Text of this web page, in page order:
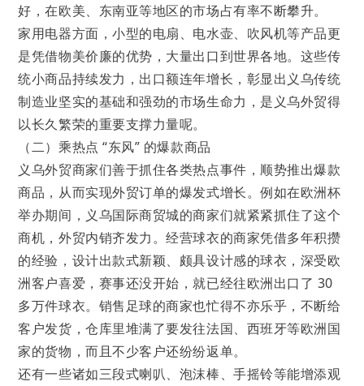
好，在欧美、东南亚等地区的市场占有率不断攀升。
家用电器方面，小型的电扇、电水壶、吹风机等产品更
是凭借物美价廉的优势，大量出口到世界各地。这些传
统小商品持续发力，出口额连年增长，彰显出义乌传统
制造业坚实的基础和强劲的市场生命力，是义乌外贸得
以长久繁荣的重要支撑力量呢。
（二）乘热点 “东风” 的爆款商品
义乌外贸商家们善于抓住各类热点事件，顺势推出爆款
商品，从而实现外贸订单的爆发式增长。例如在欧洲杯
举办期间，义乌国际商贸城的商家们就紧紧抓住了这个
商机，外贸内销齐发力。经营球衣的商家凭借多年积攒
的经验，设计出款式新颖、颇具设计感的球衣，深受欧
洲客户喜爱，赛事还没开始，就已经往欧洲出口了 30
多万件球衣。销售足球的商家也忙得不亦乐乎，不断给
客户发货，仓库里堆满了要发往法国、西班牙等欧洲国
家的货物，而且不少客户还纷纷返单。
还有一些诸如三段式喇叭、泡沫棒、手摇铃等能增添观